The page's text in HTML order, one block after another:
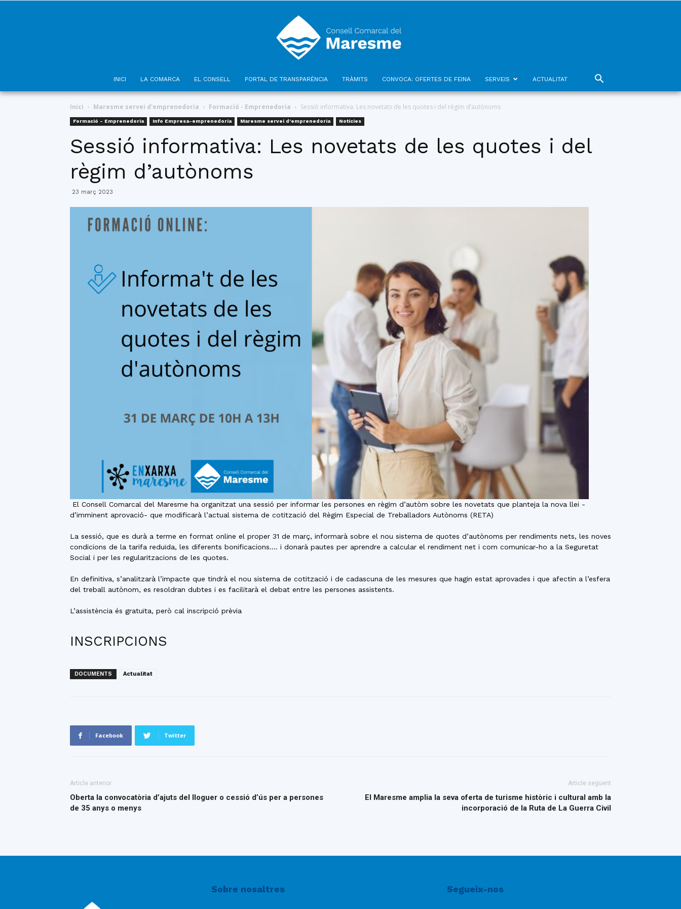
Maresme
INICI LA COMARCA EL CONSELL PORTAL DE TRANSPARÈNCIA TRÀMITS CONVOCA: OFERTES DE FEINA SERVEIS ACTUALITAT
Inici Maresme servei d'emprenedoria Formació - Emprenedoria Sessió informativa: Les novetats de les quotes i del règim d’autònoms
Formació - Emprenedoria Info Empresa-emprenedoria Maresme servei d'emprenedoria Notícies
Sessió informativa: Les novetats de les quotes i del
règim d’autònoms
23 març 2023
El Consell Comarcal del Maresme ha organitzat una sessió per informar les persones en règim d’autòm sobre les novetats que planteja la nova llei -
d’imminent aprovació- que modificarà l’actual sistema de cotització del Règim Especial de Treballadors Autònoms (RETA)
La sessió, que es durà a terme en format online el proper 31 de març, informarà sobre el nou sistema de quotes d’autònoms per rendiments nets, les noves
condicions de la tarifa reduïda, les diferents bonificacions…. i donarà pautes per aprendre a calcular el rendiment net i com comunicar-ho a la Seguretat
Social i per les regularitzacions de les quotes.
En definitiva, s’analitzarà l’impacte que tindrà el nou sistema de cotització i de cadascuna de les mesures que hagin estat aprovades i que afectin a l’esfera
del treball autònom, es resoldran dubtes i es facilitarà el debat entre les persones assistents.
L’assistència és gratuïta, però cal inscripció prèvia
INSCRIPCIONS
DOCUMENTS Actualitat
Facebook Twitter
Article anterior
Oberta la convocatòria d’ajuts del lloguer o cessió d’ús per a persones
de 35 anys o menys
Article següent
El Maresme amplia la seva oferta de turisme històric i cultural amb la
incorporació de la Ruta de La Guerra Civil
Sobre nosaltres Segueix-nos